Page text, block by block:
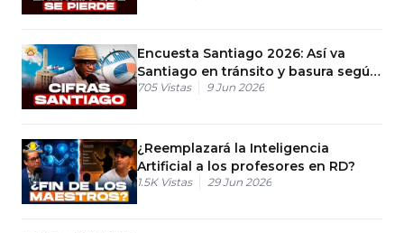
Encuesta Santiago 2026: Así va
Santiago en tránsito y basura según
la última encuesta de mayo
705 Vistas 9 Jun 2026
¿Reemplazará la Inteligencia
Artificial a los profesores en RD?
1.5K Vistas 29 Jun 2026